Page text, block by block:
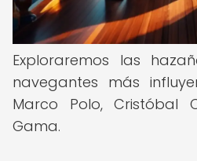
Exploraremos las
navegantes más
Marco Polo, Cristóbal
Gama.